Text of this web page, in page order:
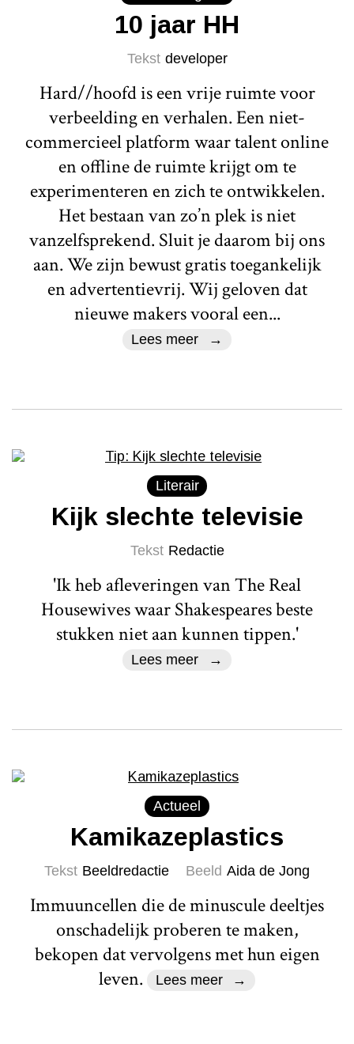
10 jaar HH
Tekst developer
Hard//hoofd is een vrije ruimte voor
verbeelding en verhalen. Een niet-
commercieel platform waar talent online
en offline de ruimte krijgt om te
experimenteren en zich te ontwikkelen.
Het bestaan van zo’n plek is niet
vanzelfsprekend. Sluit je daarom bij ons
aan. We zijn bewust gratis toegankelijk
en advertentievrij. Wij geloven dat
nieuwe makers vooral een...
Lees meer
Literair
Kijk slechte televisie
Tekst Redactie
'Ik heb afleveringen van The Real
Housewives waar Shakespeares beste
stukken niet aan kunnen tippen.'
Lees meer
Actueel
Kamikazeplastics
Tekst Beeldredactie Beeld Aida de Jong
Immuuncellen die de minuscule deeltjes
onschadelijk proberen te maken,
bekopen dat vervolgens met hun eigen
leven.
Lees meer